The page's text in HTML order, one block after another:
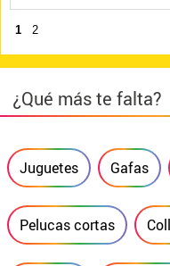
1 2
¿Qué más te falta?
Juguetes Gafas
Pelucas cortas